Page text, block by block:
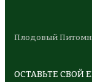
Плодовый
ОСТАВЬТЕ СВОЙ